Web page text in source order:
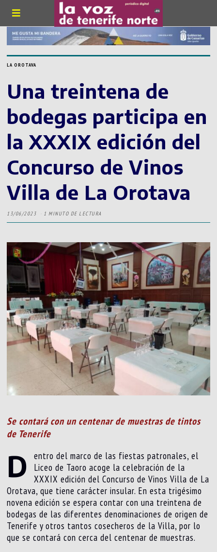
LA OROTAVA
Una treintena de
bodegas participa en
la XXXIX edición del
Concurso de Vinos
Villa de La Orotava
13/06/2023 1 MINUTO DE LECTURA
Se contará con un centenar de muestras de tintos
de Tenerife
D
entro del marco de las fiestas patronales, el
Liceo de Taoro acoge la celebración de la
XXXIX edición del Concurso de Vinos Villa de La
Orotava, que tiene carácter insular. En esta trigésimo
novena edición se espera contar con una treintena de
bodegas de las diferentes denominaciones de origen de
Tenerife y otros tantos cosecheros de la Villa, por lo
que se contará con cerca del centenar de muestras.